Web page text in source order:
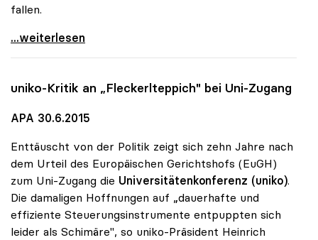
fallen.
Unis glauben nicht an „Kündigungskultur\"
...weiterlesen
uniko-Kritik an „Fleckerlteppich" bei Uni-Zugang
APA 30.6.2015
Enttäuscht von der Politik zeigt sich zehn Jahre nach
dem Urteil des Europäischen Gerichtshofs (EuGH)
zum Uni-Zugang die Universitätenkonferenz (uniko).
Die damaligen Hoffnungen auf „dauerhafte und
effiziente Steuerungsinstrumente entpuppten sich
leider als Schimäre", so uniko-Präsident Heinrich